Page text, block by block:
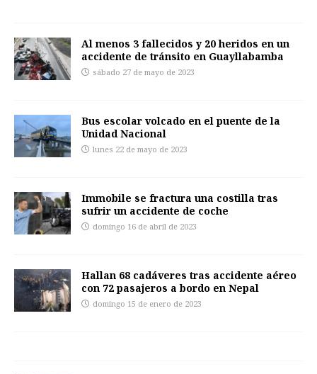
Al menos 3 fallecidos y 20 heridos en un
accidente de tránsito en Guayllabamba
sábado 27 de mayo de 2023
Bus escolar volcado en el puente de la
Unidad Nacional
lunes 22 de mayo de 2023
Immobile se fractura una costilla tras
sufrir un accidente de coche
domingo 16 de abril de 2023
Hallan 68 cadáveres tras accidente aéreo
con 72 pasajeros a bordo en Nepal
domingo 15 de enero de 2023